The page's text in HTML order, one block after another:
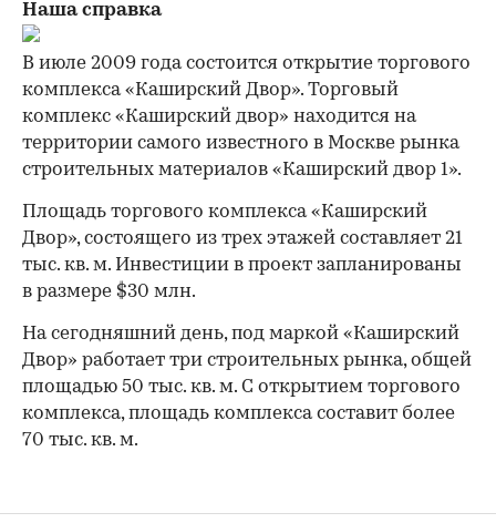
Наша справка
В июле 2009 года состоится открытие торгового
комплекса «Каширский Двор». Торговый
комплекс «Каширский двор» находится на
территории самого известного в Москве рынка
строительных материалов «Каширский двор 1».
Площадь торгового комплекса «Каширский
Двор», состоящего из трех этажей составляет 21
тыс. кв. м. Инвестиции в проект запланированы
в размере $30 млн.
На сегодняшний день, под маркой «Каширский
Двор» работает три строительных рынка, общей
площадью 50 тыс. кв. м. С открытием торгового
комплекса, площадь комплекса составит более
70 тыс. кв. м.